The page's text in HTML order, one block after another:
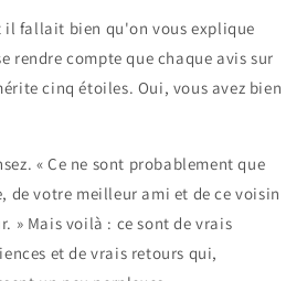
il fallait bien qu'on vous explique
rendre compte que chaque avis sur
cinq étoiles. Oui, vous avez bien
« Ce ne sont probablement que
de votre meilleur ami et de ce voisin
» Mais voilà : ce sont de vrais
et de vrais retours qui,